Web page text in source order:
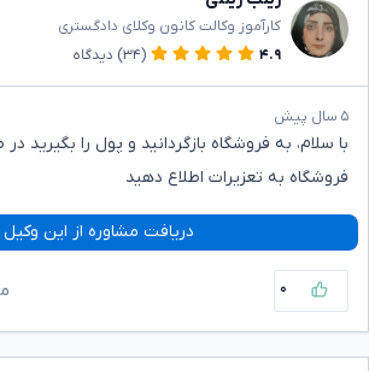
کارآموز وکالت کانون وکلای دادگستری
۴.۹
(۳۴) دیدگاه
۵ سال پیش
با سلام، به فروشگاه بازگردانید و پول را
فروشگاه به تعزیرات اطلاع دهید
دریافت مشاوره از این وکیل
۰